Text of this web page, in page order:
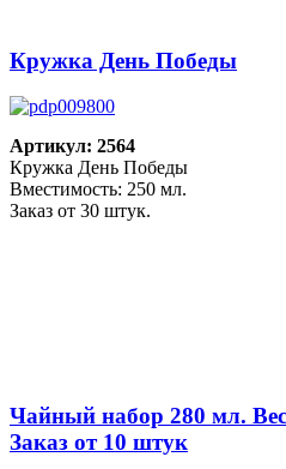
Кружка День Победы
Артикул: 2564
Кружка День Победы
Вместимость: 250 мл.
Заказ от 30 штук.
Чайный набор 280 мл.
Заказ от 10 штук